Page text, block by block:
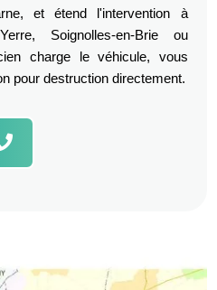
et étend l'intervention à
Soignolles-en-Brie ou
charge le véhicule, vous
pour destruction directement.